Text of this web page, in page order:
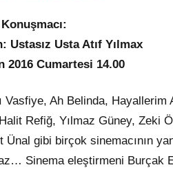
Konuşmacı:
Ustasız Usta Atıf Yılmax
2016 Cumartesi 14.00
Ah Belinda,
Refiğ, Yılmaz Güney, Zeki
gibi birçok sinemacının
Sinema eleştirmeni Burçak